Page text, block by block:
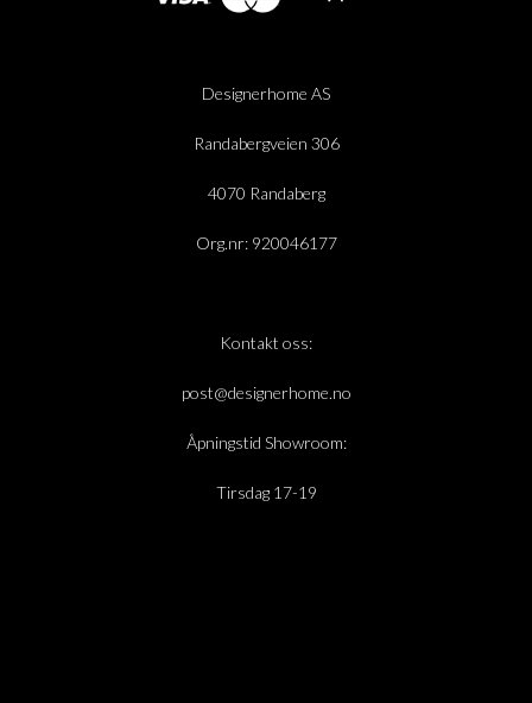
Designerhome AS
Randabergveien 306
4070 Randaberg
Org.nr: 920046177
Kontakt oss:
post@designerhome.no
Åpningstid Showroom:
Tirsdag 17-19